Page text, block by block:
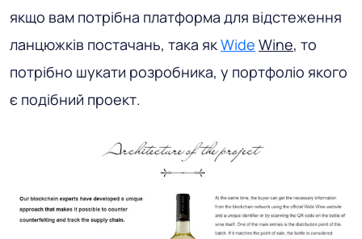
якщо вам потрібна платформа для відстеження
ланцюжків постачань, така якWide Wine, то
потрібно шукати розробника, у портфоліо якого
є подібний проект.